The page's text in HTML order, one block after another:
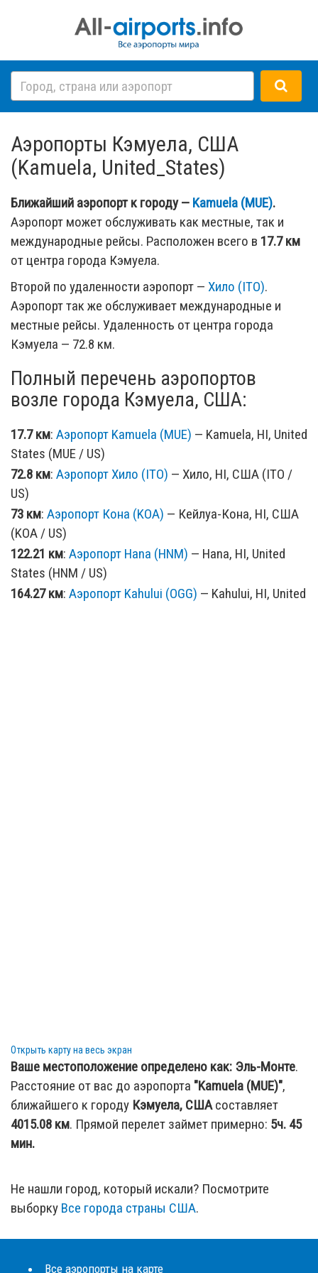
Аэропорты Кэмуела, США
(Kamuela, United_States)
Ближайший аэропорт к городу — Kamuela (MUE).
Аэропорт может обслуживать как местные, так и
международные рейсы. Расположен всего в 17.7 км
от центра города Кэмуела.
Второй по удаленности аэропорт — Хило (ITO).
Аэропорт так же обслуживает международные и
местные рейсы. Удаленность от центра города
Кэмуела — 72.8 км.
Полный перечень аэропортов
возле города Кэмуела, США:
17.7 км: Аэропорт Kamuela (MUE) — Kamuela, HI, United
States (MUE / US)
72.8 км: Аэропорт Хило (ITO) — Хило, HI, США (ITO /
US)
73 км: Аэропорт Кона (KOA) — Кейлуа-Кона, HI, США
(KOA / US)
122.21 км: Аэропорт Hana (HNM) — Hana, HI, United
States (HNM / US)
164.27 км: Аэропорт Kahului (OGG) — Kahului, HI, United
Открыть карту на весь экран
Ваше местоположение определено как: Эль-Монте.
Расстояние от вас до аэропорта "Kamuela (MUE)",
ближайшего к городу Кэмуела, СШАсоставляет
4015.08 км. Прямой перелет займет примерно: 5ч. 45
мин.
Не нашли город, который искали? Посмотрите
выборку Все города страны США.
Все аэропорты на карте